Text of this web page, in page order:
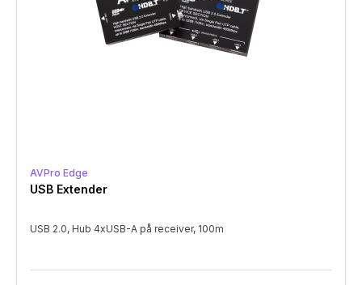
AVPro Edge
USB Extender
USB 2.0, Hub 4xUSB-A på receiver, 100m